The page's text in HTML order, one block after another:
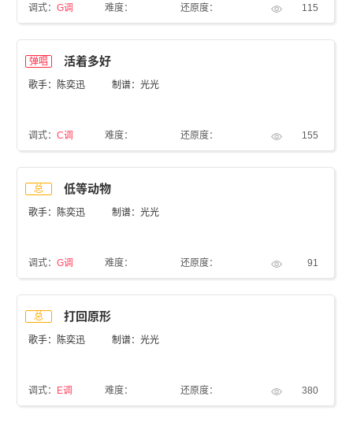
调式：G调 难度： 还原度： 115
弹唱 活着多好
歌手：陈奕迅 制谱：光光
调式：C调 难度： 还原度： 155
总 低等动物
歌手：陈奕迅 制谱：光光
调式：G调 难度： 还原度： 91
总 打回原形
歌手：陈奕迅 制谱：光光
调式： E调 难度： 还原度： 380